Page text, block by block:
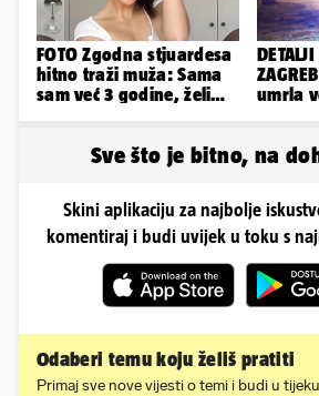
FOTO Zgodna stjuardesa
hitno traži muža: Sama
sam već 3 godine, želim
umrla
Sve što je bitno, na
Skini aplikaciju za najbolje
komentiraj i budi uvijek u toku s
Odaberi temu koju želiš pratiti
Primaj sve nove vijesti o temi i budi u tijeku